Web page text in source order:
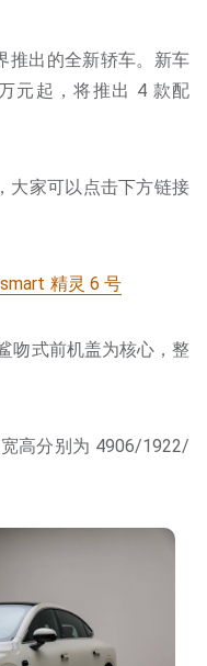
推出的全新轿车。新车
元起，将推出 4 款配
大家可以点击下方链接
精灵 6 号
吻式前机盖为核心，整
高分别为 4906/1922/